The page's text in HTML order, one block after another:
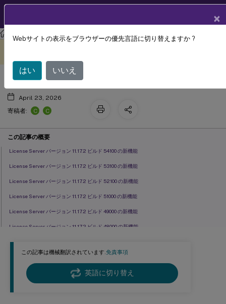
ライセンス ライセンス 11.17.2 build 54100
この記事は機械翻訳されています.免責事項
英語に切り替え
新機能
April 23, 2026
寄稿者:
C C
この記事の概要
License Server バージョン 11.17.2 ビルド 54100 の新機能
License Server バージョン 11.17.2 ビルド 53100 の新機能
License Server バージョン 11.17.2 ビルド 52100 の新機能
License Server バージョン 11.17.2 ビルド 51000 の新機能
License Server バージョン 11.17.2 ビルド 49000 の新機能
License Server バージョン 11.17.2 ビルド 48000 の新機能
License Server バージョン 11.17.2 ビルド 47000 の新機能
License Server バージョン 11.17.2 ビルド 46000 の新機能
License Server バージョン 11.17.2 ビルド 45000 の新機能
×
Webサイトの表示をブラウザーの優先言語に切り替えますか ?
はい いいえ